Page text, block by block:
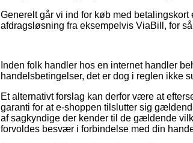
Generelt går vi ind for køb med
afdragsløsning fra eksempelvis ViaBill, for
Inden folk handler hos en internet handler
handelsbetingelser, det er dog i reglen ikke
Et alternativt forslag kan derfor være at
garanti for at e-shoppen tilslutter sig
af sagkyndige der kender til de gældende
forvoldes besvær i forbindelse med din